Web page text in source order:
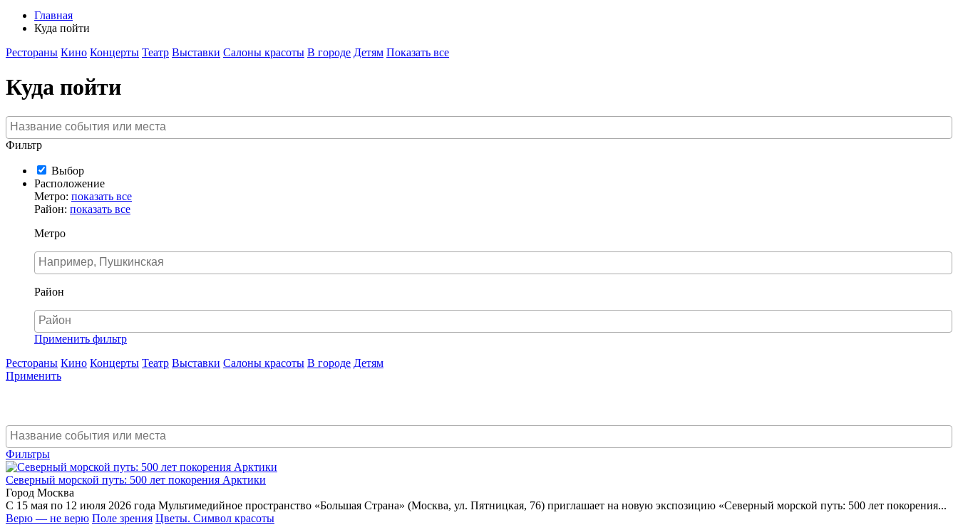
Главная
Куда пойти
Рестораны Кино Концерты Театр Выставки Салоны красоты В городе Детям Показать все
Куда пойти
Фильтр
Выбор
Расположение
Метро: показать все
Район: показать все
Метро
Район
Применить фильтр
Рестораны Кино Концерты Театр Выставки Салоны красоты В городе Детям
Применить
Фильтры
Северный морской путь: 500 лет покорения Арктики
Город Москва
С 15 мая по 12 июля 2026 года Мультимедийное пространство «Большая Страна» (Москва, ул. Пятницкая, 76) приглашает на новую экспозицию «Северный морской путь: 500 лет покорения...
Верю — не верю Поле зрения Цветы. Символ красоты